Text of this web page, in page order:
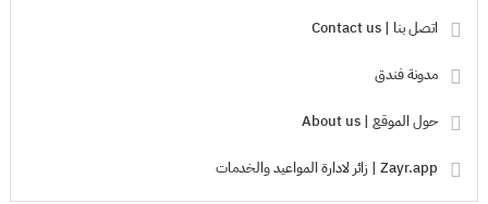
اتصل بنا | Contact us
مدونة فندق
حول الموقع | About us
Zayr.app | زائر لادارة المواعيد والخدمات